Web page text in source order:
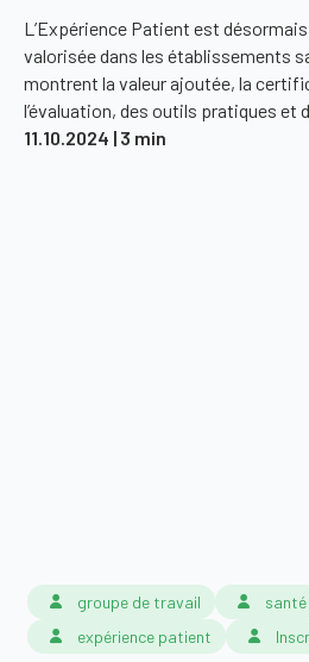
L’Expérience Patient est
valorisée dans les établissements
montrent la valeur ajoutée, la
l’évaluation, des outils pratiques et
11.10.2024 | 3 min
groupe de travail
santé
expérience patient